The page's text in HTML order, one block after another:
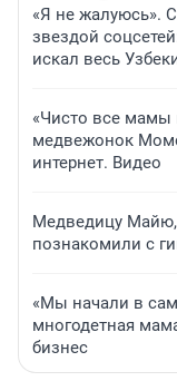
«Я не жалуюсь».
звездой
искал весь
«Чисто все мамы
медвежонок
интернет. Видео
Медведицу
познакомили с
«Мы начали в
многодетная
бизнес